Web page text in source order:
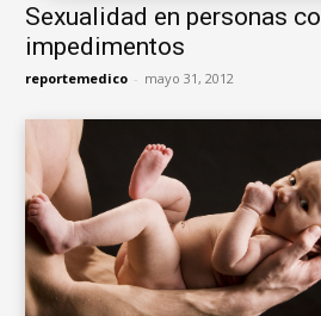
Sexualidad en personas
impedimentos
reportemedico - mayo 31, 2012